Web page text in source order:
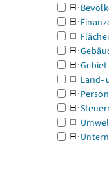
Gebiet
Land-